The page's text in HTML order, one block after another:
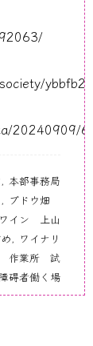
20240909/
, 本部事務局
, ブドウ畑
イン 上山
, ワイナリ
作業所 試
障碍者働く場